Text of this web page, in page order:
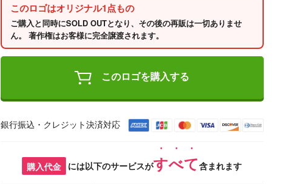
このロゴはオリジナル1点もの
ご購入と同時にSOLD OUTとなり、その後の再販は一切ありませ
ん。 著作権はお客様に完全譲渡されます。
このロゴを購入する
銀行振込・クレジット決済対応
購入代金 には以下のサービスがすべて含まれます